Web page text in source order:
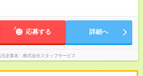
応募する 詳細へ
元企業名 株式会社スタッフサービス